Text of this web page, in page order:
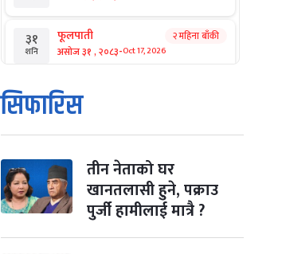
३१
शनि
फूलपाती
असोज ३१ , २०८३-Oct 17, 2026
२ महिना बाँकी
१
आइत
कार्तिक सङ्क्रान्ति
कार्तिक १, २०८३
मंगल कार्तिक ३, २०८३-Oct 20, 2026
४ विजयादशमी
कार्तिक ४, २०८३-Oct 21, 2026
२ महिना बाँकी
सिफारिस
तीन नेताको घर
खानतलासी हुने, पक्राउ
पुर्जी हामीलाई मात्रै ?